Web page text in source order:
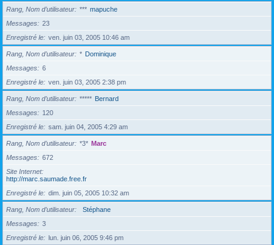
Rang, Nom d’utilisateur *** mapuche
Messages
23
Enregistré le
ven. juin 03, 2005 10:46 am
Rang, Nom d’utilisateur * Dominique
Messages
6
Enregistré le
ven. juin 03, 2005 2:38 pm
Rang, Nom d’utilisateur ***** Bernard
Messages
120
Enregistré le
sam. juin 04, 2005 4:29 am
Rang, Nom d’utilisateur *3* Marc
Messages
672
Site Internet
http://marc.saumade.free.fr
Enregistré le
dim. juin 05, 2005 10:32 am
Rang, Nom d’utilisateur
Stéphane
Messages
3
Enregistré le
lun. juin 06, 2005 9:46 pm